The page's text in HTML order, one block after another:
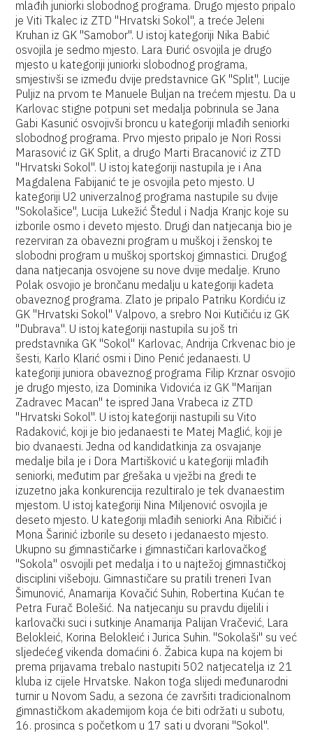
mlađih juniorki slobodnog programa. Drugo mjesto pripalo
je Viti Tkalec iz ZTD "Hrvatski Sokol", a treće Jeleni
Kruhan iz GK "Samobor". U istoj kategoriji Nika Babić
osvojila je sedmo mjesto. Lara Đurić osvojila je drugo
mjesto u kategoriji juniorki slobodnog programa,
smjestivši se između dvije predstavnice GK "Split", Lucije
Puljiz na prvom te Manuele Buljan na trećem mjestu. Da u
Karlovac stigne potpuni set medalja pobrinula se Jana
Gabi Kasunić osvojivši broncu u kategoriji mlađih seniorki
slobodnog programa. Prvo mjesto pripalo je Nori Rossi
Marasović iz GK Split, a drugo Marti Bracanović iz ZTD
"Hrvatski Sokol". U istoj kategoriji nastupila je i Ana
Magdalena Fabijanić te je osvojila peto mjesto. U
kategoriji U2 univerzalnog programa nastupile su dvije
"Sokolašice", Lucija Lukežić Štedul i Nadja Kranjc koje su
izborile osmo i deveto mjesto. Drugi dan natjecanja bio je
rezerviran za obavezni program u muškoj i ženskoj te
slobodni program u muškoj sportskoj gimnastici. Drugog
dana natjecanja osvojene su nove dvije medalje. Kruno
Polak osvojio je brončanu medalju u kategoriji kadeta
obaveznog programa. Zlato je pripalo Patriku Kordiću iz
GK "Hrvatski Sokol" Valpovo, a srebro Noi Kutičiću iz GK
"Dubrava". U istoj kategoriji nastupila su još tri
predstavnika GK "Sokol" Karlovac, Andrija Crkvenac bio je
šesti, Karlo Klarić osmi i Dino Penić jedanaesti. U
kategoriji juniora obaveznog programa Filip Krznar osvojio
je drugo mjesto, iza Dominika Vidovića iz GK "Marijan
Zadravec Macan" te ispred Jana Vrabeca iz ZTD
"Hrvatski Sokol". U istoj kategoriji nastupili su Vito
Radaković, koji je bio jedanaesti te Matej Maglić, koji je
bio dvanaesti. Jedna od kandidatkinja za osvajanje
medalje bila je i Dora Martišković u kategoriji mlađih
seniorki, međutim par grešaka u vježbi na gredi te
izuzetno jaka konkurencija rezultiralo je tek dvanaestim
mjestom. U istoj kategoriji Nina Miljenović osvojila je
deseto mjesto. U kategoriji mlađih seniorki Ana Ribičić i
Mona Šarinić izborile su deseto i jedanaesto mjesto.
Ukupno su gimnastičarke i gimnastičari karlovačkog
"Sokola" osvojili pet medalja i to u najtežoj gimnastičkoj
disciplini višeboju. Gimnastičare su pratili treneri Ivan
Šimunović, Anamarija Kovačić Suhin, Robertina Kućan te
Petra Furač Bolešić. Na natjecanju su pravdu dijelili i
karlovački suci i sutkinje Anamarija Palijan Vračević, Lara
Belokleić, Korina Belokleić i Jurica Suhin. "Sokolaši" su već
sljedećeg vikenda domaćini 6. Žabica kupa na kojem bi
prema prijavama trebalo nastupiti 502 natjecatelja iz 21
kluba iz cijele Hrvatske. Nakon toga slijedi međunarodni
turnir u Novom Sadu, a sezona će završiti tradicionalnom
gimnastičkom akademijom koja će biti održati u subotu,
16. prosinca s početkom u 17 sati u dvorani "Sokol".